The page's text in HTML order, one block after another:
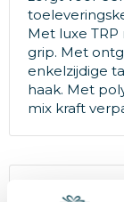
Met luxe
grip. Met
enkelzijdige
haak. Met
mix kraft